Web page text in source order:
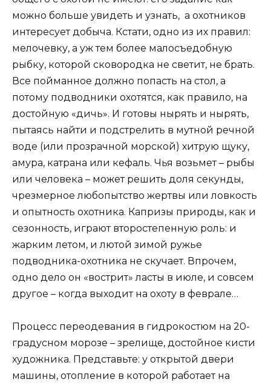
можно больше увидеть и узнать, а охотников
интересует добыча. Кстати, одно из их правил:
мелочевку, а уж тем более малосъедобную
рыбку, которой сковородка не светит, не брать.
Все пойманное должно попасть на стол, а
потому подводники охотятся, как правило, на
достойную «дичь». И готовы нырять и нырять,
пытаясь найти и подстрелить в мутной речной
воде (или прозрачной морской) хитрую щуку,
амура, катрана или кефаль. Чья возьмет – рыбы
или человека – может решить доля секунды,
чрезмерное любопытство жертвы или ловкость
и опытность охотника. Капризы природы, как и
сезонность, играют второстепенную роль: и
жарким летом, и лютой зимой ружье
подводника-охотника не скучает. Впрочем,
одно дело он «вострит» ласты в июле, и совсем
другое – когда выходит на охоту в феврале…
Процесс переодевания в гидрокостюм на 20-
градусном морозе – зрелище, достойное кисти
художника. Представьте: у открытой двери
машины, отопление в которой работает на